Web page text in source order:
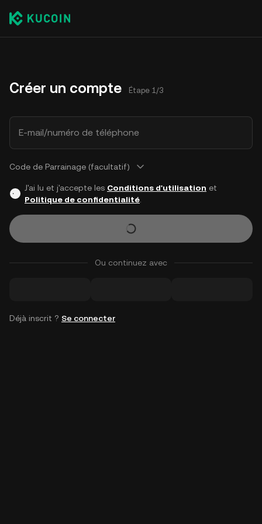
Créer un compte Étape 1/3
E-mail/numéro de téléphone
Code de Parrainage (facultatif)
J'ai lu et j'accepte les Conditions d'utilisation et
Politique de confidentialité.
Ou continuez avec
Déjà inscrit ? Se connecter